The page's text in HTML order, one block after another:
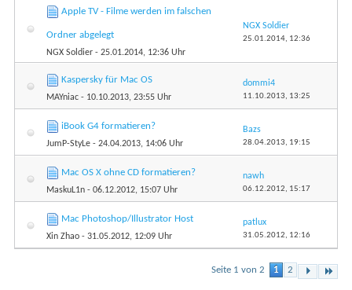
Apple TV - Filme werden im falschen
Ordner abgelegt
NGX Soldier - 25.01.2014, 12:36 Uhr
NGX Soldier
25.01.2014, 12:36
Kaspersky für Mac OS
MAYniac - 10.10.2013, 23:55 Uhr
dommi4
11.10.2013, 13:25
iBook G4 formatieren?
JumP-StyLe - 24.04.2013, 14:06 Uhr
Bazs
28.04.2013, 19:15
Mac OS X ohne CD formatieren?
MaskuL1n - 06.12.2012, 15:07 Uhr
nawh
06.12.2012, 15:17
Mac Photoshop/Illustrator Host
Xin Zhao - 31.05.2012, 12:09 Uhr
patlux
31.05.2012, 12:16
Seite 1 von 2 1 2